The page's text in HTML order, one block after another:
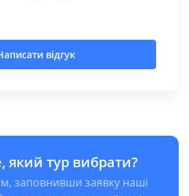
відгук
який тур вибрати?
заповнивши заявку наші